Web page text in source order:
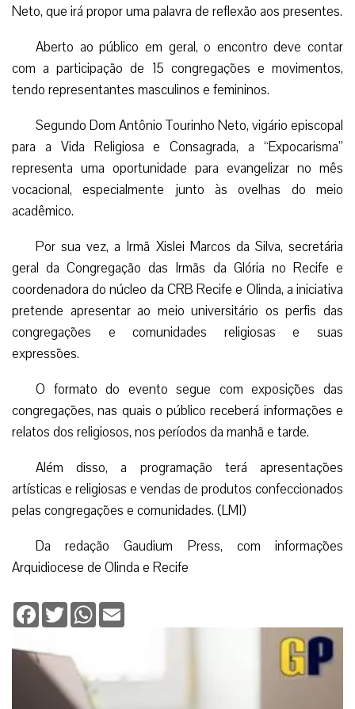
Neto, que irá propor uma palavra de reflexão aos presentes.
Aberto ao público em geral, o encontro deve contar
com a participação de 15 congregações e movimentos,
tendo representantes masculinos e femininos.
Segundo Dom Antônio Tourinho Neto, vigário episcopal
para a Vida Religiosa e Consagrada, a “Expocarisma”
representa uma oportunidade para evangelizar no mês
vocacional, especialmente junto às ovelhas do meio
acadêmico.
Por sua vez, a Irmã Xislei Marcos da Silva, secretária
geral da Congregação das Irmãs da Glória no Recife e
coordenadora do núcleo da CRB Recife e Olinda, a iniciativa
pretende apresentar ao meio universitário os perfis das
congregações e comunidades religiosas e suas
expressões.
O formato do evento segue com exposições das
congregações, nas quais o público receberá informações e
relatos dos religiosos, nos períodos da manhã e tarde.
Além disso, a programação terá apresentações
artísticas e religiosas e vendas de produtos confeccionados
pelas congregações e comunidades. (LMI)
Da redação Gaudium Press, com informações
Arquidiocese de Olinda e Recife
Facebook
TwitterWhatsApp